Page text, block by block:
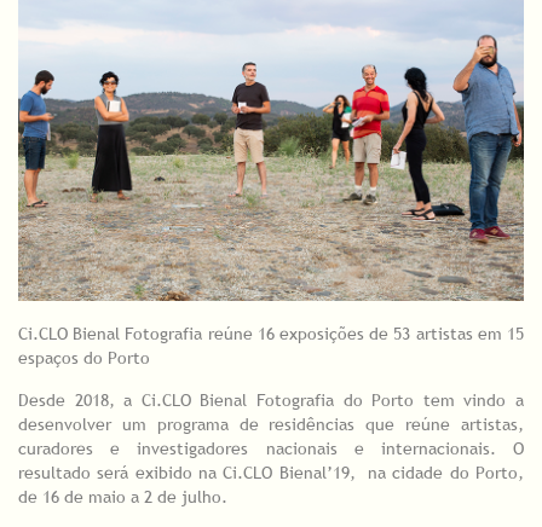
Ci.CLO Bienal Fotografia reúne 16 exposições de 53 artistas em 15
espaços do Porto
Desde 2018, a Ci.CLO Bienal Fotografia do Porto tem vindo a
desenvolver um programa de residências que reúne artistas,
curadores e investigadores nacionais e internacionais. O
resultado será exibido na Ci.CLO Bienal’19, na cidade do Porto,
de 16 de maio a 2 de julho.